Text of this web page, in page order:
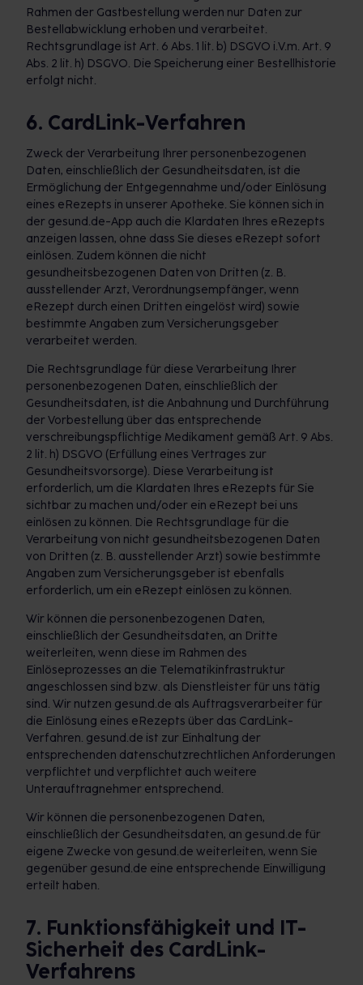
Rahmen der Gastbestellung werden nur Daten zur
Bestellabwicklung erhoben und verarbeitet.
Rechtsgrundlage ist Art. 6 Abs. 1 lit. b) DSGVO i.V.m. Art. 9
Abs. 2 lit. h) DSGVO. Die Speicherung einer Bestellhistorie
erfolgt nicht.
6. CardLink-Verfahren
Zweck der Verarbeitung Ihrer personenbezogenen
Daten, einschließlich der Gesundheitsdaten, ist die
Ermöglichung der Entgegennahme und/oder Einlösung
eines eRezepts in unserer Apotheke. Sie können sich in
der gesund.de-App auch die Klardaten Ihres eRezepts
anzeigen lassen, ohne dass Sie dieses eRezept sofort
einlösen. Zudem können die nicht
gesundheitsbezogenen Daten von Dritten (z. B.
ausstellender Arzt, Verordnungsempfänger, wenn
eRezept durch einen Dritten eingelöst wird) sowie
bestimmte Angaben zum Versicherungsgeber
verarbeitet werden.
Die Rechtsgrundlage für diese Verarbeitung Ihrer
personenbezogenen Daten, einschließlich der
Gesundheitsdaten, ist die Anbahnung und Durchführung
der Vorbestellung über das entsprechende
verschreibungspflichtige Medikament gemäß Art. 9 Abs.
2 lit. h) DSGVO (Erfüllung eines Vertrages zur
Gesundheitsvorsorge). Diese Verarbeitung ist
erforderlich, um die Klardaten Ihres eRezepts für Sie
sichtbar zu machen und/oder ein eRezept bei uns
einlösen zu können. Die Rechtsgrundlage für die
Verarbeitung von nicht gesundheitsbezogenen Daten
von Dritten (z. B. ausstellender Arzt) sowie bestimmte
Angaben zum Versicherungsgeber ist ebenfalls
erforderlich, um ein eRezept einlösen zu können.
Wir können die personenbezogenen Daten,
einschließlich der Gesundheitsdaten, an Dritte
weiterleiten, wenn diese im Rahmen des
Einlöseprozesses an die Telematikinfrastruktur
angeschlossen sind bzw. als Dienstleister für uns tätig
sind. Wir nutzen gesund.de als Auftragsverarbeiter für
die Einlösung eines eRezepts über das CardLink-
Verfahren. gesund.de ist zur Einhaltung der
entsprechenden datenschutzrechtlichen Anforderungen
verpflichtet und verpflichtet auch weitere
Unterauftragnehmer entsprechend.
Wir können die personenbezogenen Daten,
einschließlich der Gesundheitsdaten, an gesund.de für
eigene Zwecke von gesund.de weiterleiten, wenn Sie
gegenüber gesund.de eine entsprechende Einwilligung
erteilt haben.
7. Funktionsfähigkeit und IT-
Sicherheit des CardLink-
Verfahrens